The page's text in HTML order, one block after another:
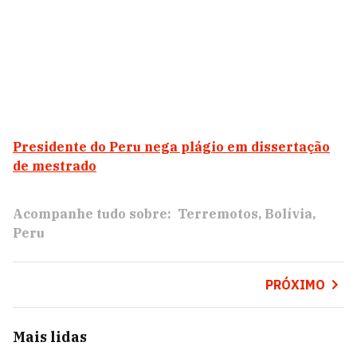
Presidente do Peru nega plágio em dissertação
de mestrado
Acompanhe tudo sobre: Terremotos Bolívia
Peru
PRÓXIMO
Mais lidas